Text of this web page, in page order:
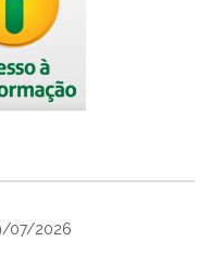
07/2026